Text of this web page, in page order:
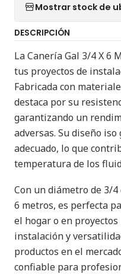
Mostrar stock de
DESCRIPCIÓN
La Canería Gal 3/4 X 6
tus proyectos de
Fabricada con
destaca por su
garantizando un
adversas. Su diseño
adecuado, lo que
temperatura de los
Con un diámetro de 3/
6 metros, es perfecta
el hogar o en
instalación y
productos en el
confiable para